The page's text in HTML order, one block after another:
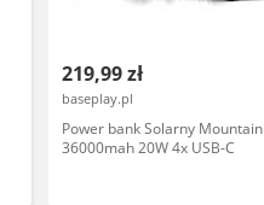
219,99 zł
baseplay.pl
Power bank Solarny Mountain
36000mah 20W 4x USB-C